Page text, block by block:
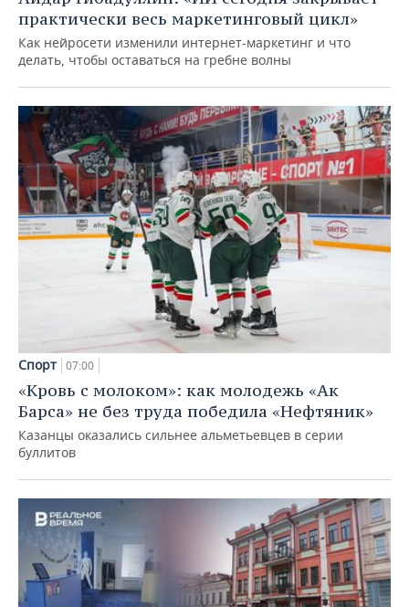
практически весь маркетинговый цикл»
Как нейросети изменили интернет-маркетинг и что
делать, чтобы оставаться на гребне волны
Спорт 07:00
«Кровь с молоком»: как молодежь «Ак
Барса» не без труда победила «Нефтяник»
Казанцы оказались сильнее альметьевцев в серии
буллитов